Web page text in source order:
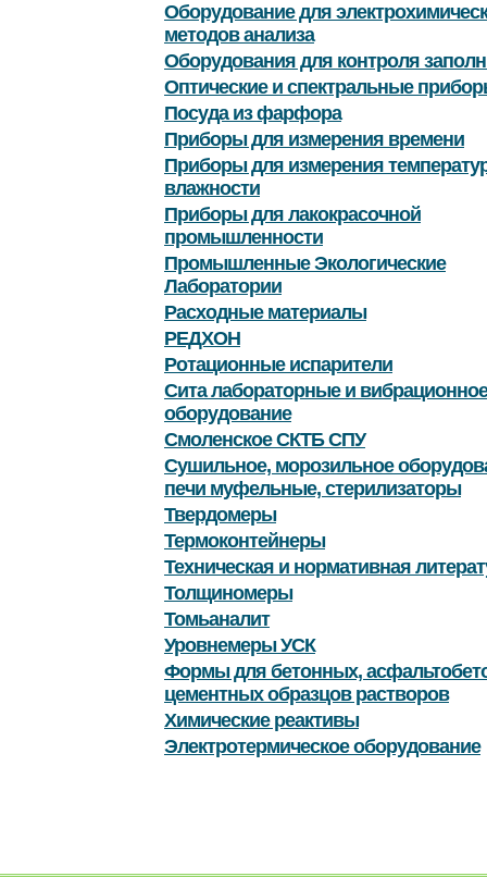
Оборудование для
методов анализа
Оборудования для контроля
Оптические и спектральные
Посуда из фарфора
Приборы для измерения времени
Приборы для измерения
влажности
Приборы для лакокрасочной
промышленности
Промышленные Экологические
Лаборатории
Расходные материалы
РЕДХОН
Ротационные испарители
Сита лабораторные и вибрационное
оборудование
Смоленское СКТБ СПУ
Сушильное, морозильное
печи муфельные, стерилизаторы
Твердомеры
Термоконтейнеры
Техническая и нормативная
Толщиномеры
Томьаналит
Уровнемеры УСК
Формы для бетонных,
цементных образцов растворов
Химические реактивы
Электротермическое оборудование